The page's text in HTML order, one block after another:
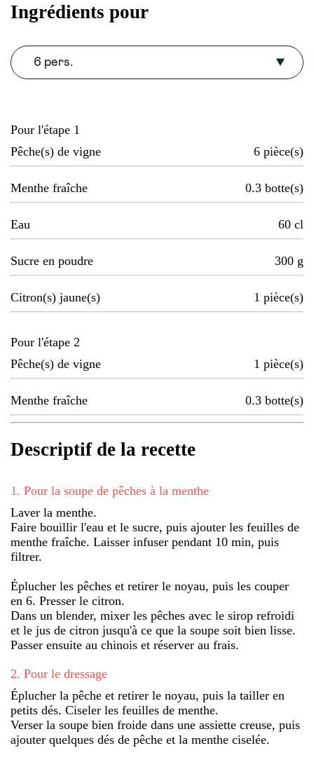
Ingrédients pour
6 pers.
Pour l'étape 1
Pêche(s) de vigne
6 pièce(s)
Menthe fraîche 0.3 botte(s)
Eau 60 cl
Sucre en poudre 300 g
Citron(s) jaune(s) 1 pièce(s)
Pour l'étape 2
Pêche(s) de vigne
1 pièce(s)
Menthe fraîche 0.3 botte(s)
Descriptif de la recette
1 . Pour la soupe de pêches à la menthe
Laver la menthe.
Faire bouillir l'eau et le sucre, puis ajouter les feuilles de
menthe fraîche. Laisser infuser pendant 10 min, puis
filtrer.
Éplucher les pêches et retirer le noyau, puis les couper
en 6. Presser le citron.
Dans un blender, mixer les pêches avec le sirop refroidi
et le jus de citron jusqu'à ce que la soupe soit bien lisse.
Passer ensuite au chinois et réserver au frais.
2. Pour le dressage
Éplucher la pêche et retirer le noyau, puis la tailler en
petits dés. Ciseler les feuilles de menthe.
Verser la soupe bien froide dans une assiette creuse, puis
ajouter quelques dés de pêche et la menthe ciselée.